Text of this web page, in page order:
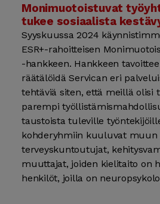
Monimuotoistuvat
tukee sosiaalista
Syyskuussa 2024
ESR+-rahoitteisen
-⁠hankkeen. Hankkeen
räätälöidä Servican eri
tehtäviä siten, että meillä olisi
parempi
taustoista tuleville
kohde­ryhmiin kuuluvat
terveys­kuntoutujat,
muuttajat, joiden kielitaito on
henkilöt, joilla on